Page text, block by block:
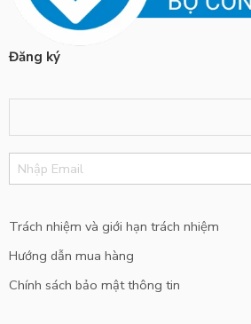
Đăng ký
Trách nhiệm và giới hạn trách nhiệm
Hướng dẫn mua hàng
Chính sách bảo mật thông tin